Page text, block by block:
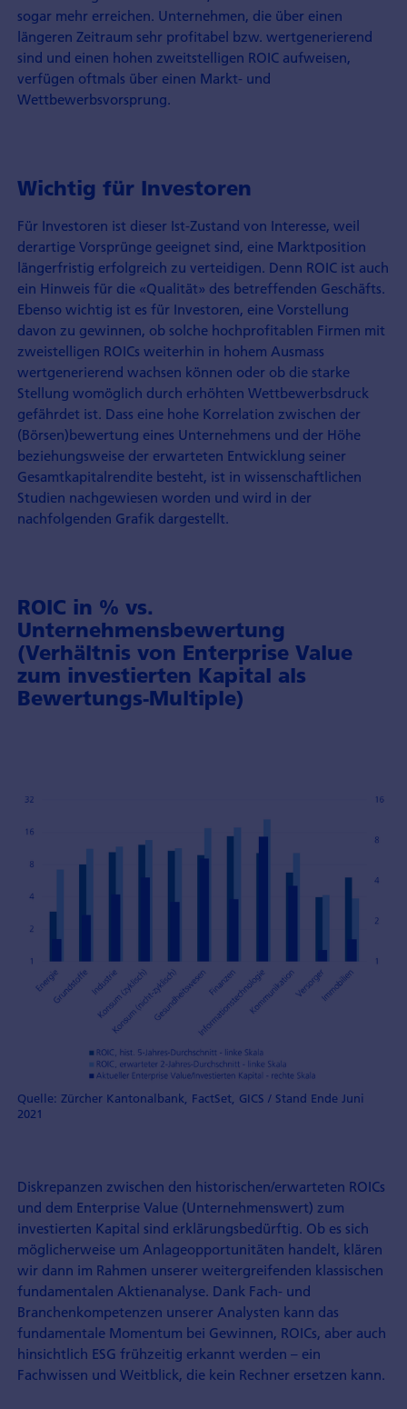
sogar mehr erreichen. Unternehmen, die über einen
längeren Zeitraum sehr profitabel bzw. wertgenerierend
sind und einen hohen zweitstelligen ROIC aufweisen,
verfügen oftmals über einen Markt- und
Wettbewerbsvorsprung.
Wichtig für Investoren
Für Investoren ist dieser Ist-Zustand von Interesse, weil
derartige Vorsprünge geeignet sind, eine Marktposition
längerfristig erfolgreich zu verteidigen. Denn ROIC ist auch
ein Hinweis für die «Qualität» des betreffenden Geschäfts.
Ebenso wichtig ist es für Investoren, eine Vorstellung
davon zu gewinnen, ob solche hochprofitablen Firmen mit
zweistelligen ROICs weiterhin in hohem Ausmass
wertgenerierend wachsen können oder ob die starke
Stellung womöglich durch erhöhten Wettbewerbsdruck
gefährdet ist. Dass eine hohe Korrelation zwischen der
(Börsen)bewertung eines Unternehmens und der Höhe
beziehungsweise der erwarteten Entwicklung seiner
Gesamtkapitalrendite besteht, ist in wissenschaftlichen
Studien nachgewiesen worden und wird in der
nachfolgenden Grafik dargestellt.
ROIC in % vs.
Unternehmensbewertung
(Verhältnis von Enterprise Value
zum investierten Kapital als
Bewertungs-Multiple)
Quelle: Zürcher Kantonalbank, FactSet, GICS / Stand Ende Juni
2021
Diskrepanzen zwischen den historischen/erwarteten ROICs
und dem Enterprise Value (Unternehmenswert) zum
investierten Kapital sind erklärungsbedürftig. Ob es sich
möglicherweise um Anlageopportunitäten handelt, klären
wir dann im Rahmen unserer weitergreifenden klassischen
fundamentalen Aktienanalyse. Dank Fach- und
Branchenkompetenzen unserer Analysten kann das
fundamentale Momentum bei Gewinnen, ROICs, aber auch
hinsichtlich ESG frühzeitig erkannt werden – ein
Fachwissen und Weitblick, die kein Rechner ersetzen kann.